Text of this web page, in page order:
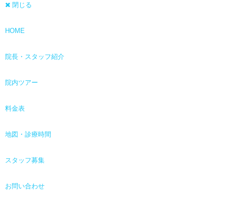
閉じる
HOME
院長・スタッフ紹介
院内ツアー
料金表
地図・診療時間
スタッフ募集
お問い合わせ